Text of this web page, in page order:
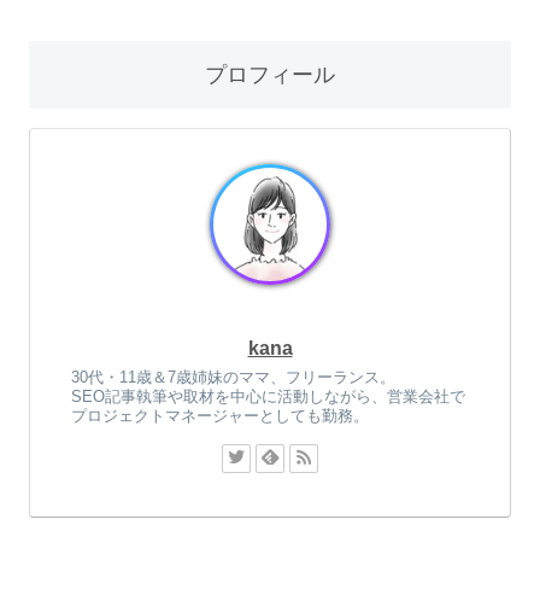
プロフィール
kana
30代・11歳＆7歳姉妹のママ、フリーランス。
SEO記事執筆や取材を中心に活動しながら、営業会社で
プロジェクトマネージャーとしても勤務。